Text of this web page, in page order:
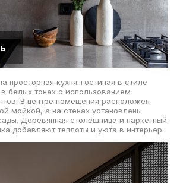
просторная кухня-гостиная в стиле
белых тонах с использованием
В центре помещения расположен
мойкой, а на стенах установлены
Деревянная столешница и паркетный
добавляют теплоты и уюта в интерьер.